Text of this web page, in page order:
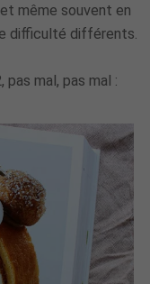
même souvent en
difficulté différents.
mal, pas mal :